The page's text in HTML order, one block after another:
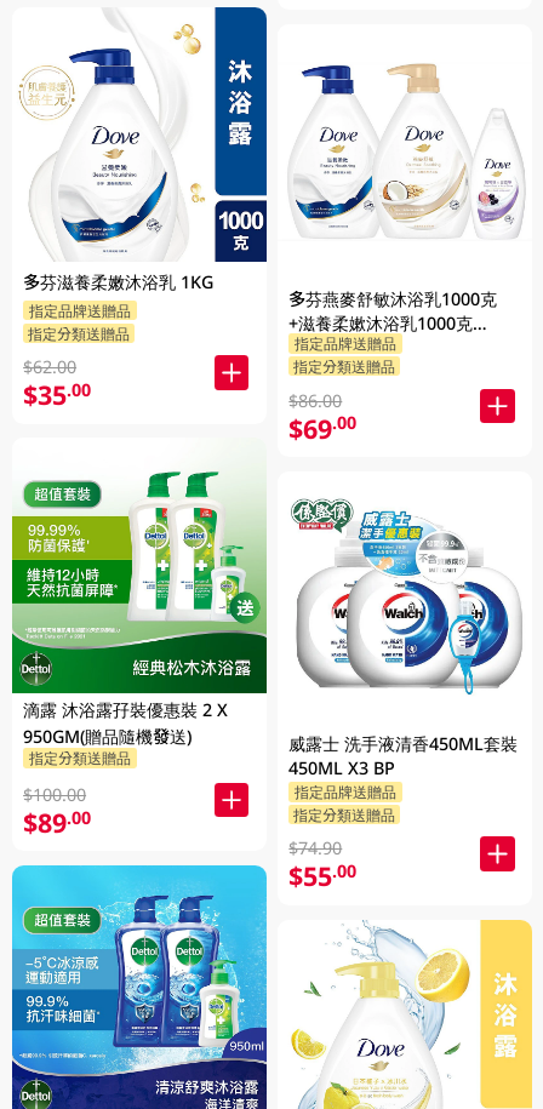
多芬滋養柔嫩沐浴乳 1KG
指定品牌送贈品
指定分類送贈品
$62.00
$35.00
滴露 沐浴露孖裝優惠裝 2 X
950GM(贈品隨機發送)
指定分類送贈品
$100.00
$89.00
多芬燕麥舒敏沐浴乳1000克
+滋養柔嫰沐浴乳1000克
+Dove沐浴乳200克 (隨機發送)
1PK
指定品牌送贈品
指定分類送贈品
$86.00
$69.00
威露士 洗手液清香450ML套裝
450ML X3 BP
指定品牌送贈品
指定分類送贈品
$74.90
$55.00